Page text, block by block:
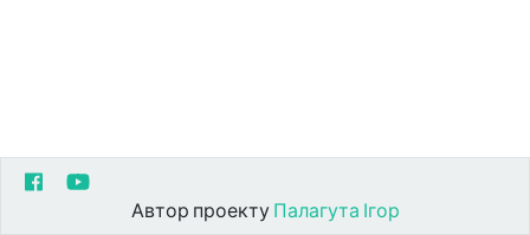
Автор проекту Палагута Ігор